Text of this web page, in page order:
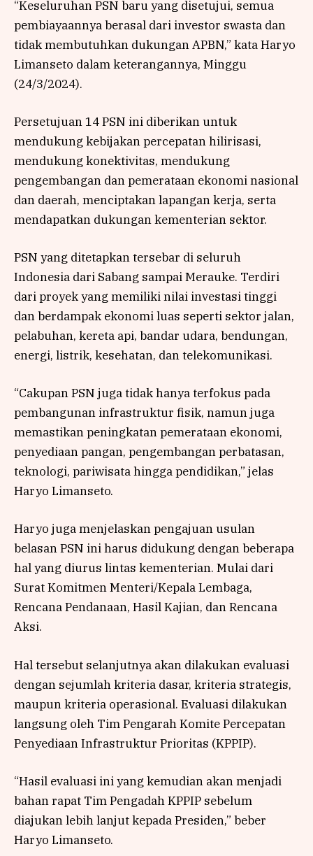
“Keseluruhan PSN baru yang disetujui, semua
pembiayaannya berasal dari investor swasta dan
tidak membutuhkan dukungan APBN,” kata Haryo
Limanseto dalam keterangannya, Minggu
(24/3/2024).
Persetujuan 14 PSN ini diberikan untuk
mendukung kebijakan percepatan hilirisasi,
mendukung konektivitas, mendukung
pengembangan dan pemerataan ekonomi nasional
dan daerah, menciptakan lapangan kerja, serta
mendapatkan dukungan kementerian sektor.
PSN yang ditetapkan tersebar di seluruh
Indonesia dari Sabang sampai Merauke. Terdiri
dari proyek yang memiliki nilai investasi tinggi
dan berdampak ekonomi luas seperti sektor jalan,
pelabuhan, kereta api, bandar udara, bendungan,
energi, listrik, kesehatan, dan telekomunikasi.
“Cakupan PSN juga tidak hanya terfokus pada
pembangunan infrastruktur fisik, namun juga
memastikan peningkatan pemerataan ekonomi,
penyediaan pangan, pengembangan perbatasan,
teknologi, pariwisata hingga pendidikan,” jelas
Haryo Limanseto.
Haryo juga menjelaskan pengajuan usulan
belasan PSN ini harus didukung dengan beberapa
hal yang diurus lintas kementerian. Mulai dari
Surat Komitmen Menteri/Kepala Lembaga,
Rencana Pendanaan, Hasil Kajian, dan Rencana
Aksi.
Hal tersebut selanjutnya akan dilakukan evaluasi
dengan sejumlah kriteria dasar, kriteria strategis,
maupun kriteria operasional. Evaluasi dilakukan
langsung oleh Tim Pengarah Komite Percepatan
Penyediaan Infrastruktur Prioritas (KPPIP).
“Hasil evaluasi ini yang kemudian akan menjadi
bahan rapat Tim Pengadah KPPIP sebelum
diajukan lebih lanjut kepada Presiden,” beber
Haryo Limanseto.